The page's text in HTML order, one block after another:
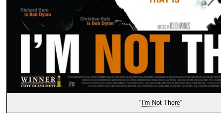
"I'm Not There"